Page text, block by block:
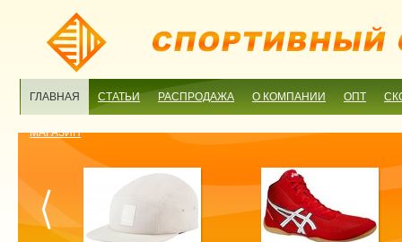
ГЛАВНАЯ СТАТЬИ РАСПРОДАЖА О КОМПАНИИ ОПТ
МАГАЗИН